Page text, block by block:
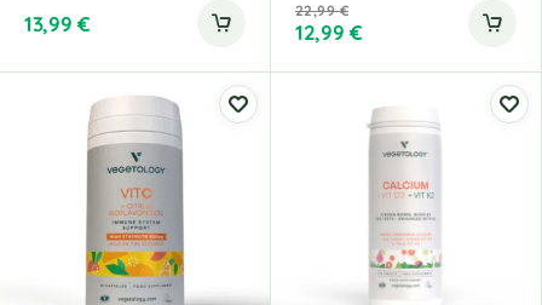
13,99 € 22,99€
12,99 €